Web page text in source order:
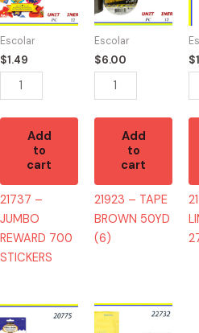
Escolar
$1.49
REWARD
700
STICKERS
quantity
Add
to
cart
21737 –
JUMBO
REWARD 700
STICKERS
Escolar
$6.00
BROWN
50YD
(6)
quantity
Add
to
cart
21923 – TAPE
BROWN 50YD
(6)
$
27"
20775
22732